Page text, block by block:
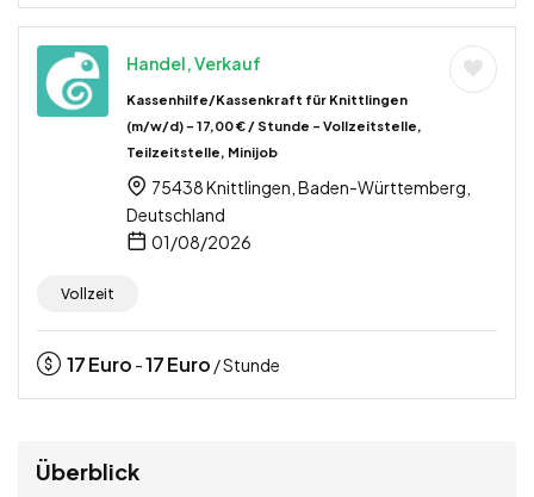
Handel, Verkauf
Kassenhilfe/Kassenkraft für Knittlingen
(m/w/d) – 17,00 € / Stunde – Vollzeitstelle,
Teilzeitstelle, Minijob
75438 Knittlingen, Baden-Württemberg,
Deutschland
01/08/2026
Vollzeit
17Euro -17Euro / Stunde
Überblick